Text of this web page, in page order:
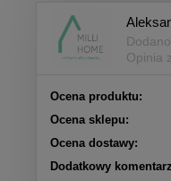
Opinia
Ocena produktu:
Ocena sklepu:
Ocena dostawy:
Dodatkowy